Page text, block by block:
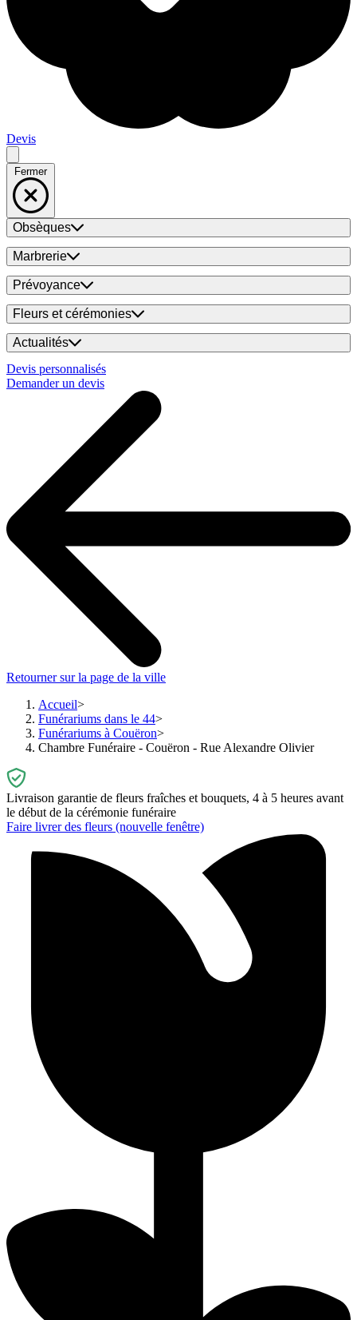
Devis
Fermer
Obsèques
Marbrerie
Prévoyance
Fleurs et cérémonies
Actualités
Devis personnalisés
Demander un devis
Retourner sur la page de la ville
Accueil
Funérariums dans le 44
Funérariums à Couëron
Chambre Funéraire - Couëron - Rue Alexandre Olivier
Livraison garantie de fleurs fraîches et bouquets, 4 à 5 heures avant
le début de la cérémonie funéraire
Faire livrer des fleurs (nouvelle fenêtre)